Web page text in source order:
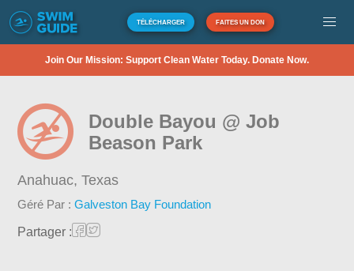
TÉLÉCHARGER FAITES UN DON
Join Our Mission: Support Clean Water Today. Donate Now.
Double Bayou @ Job
Beason Park
Anahuac,Texas
Géré Par :Galveston Bay Foundation
Partager :